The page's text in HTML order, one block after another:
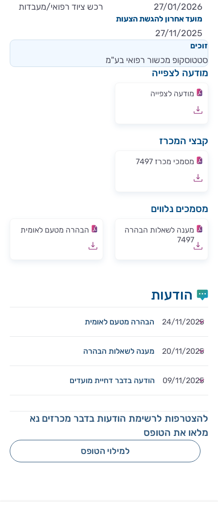
27/01/2026 רכש ציוד רפואי/מעבדות
מועד אחרון להגשת הצעות
27/11/2025
זוכים
סטטוסקופ מכשור רפואי בע"מ
מודעה לצפייה
מודעה לצפייה
קבצי המכרז
מסמכי מכרז 7497
מסמכים נלווים
מענה לשאלות הבהרה
7497
הבהרה מטעם לאומית
הודעות
24/11/2025 הבהרה מטעם לאומית
20/11/2025 מענה לשאלות הבהרה
09/11/2025 הודעה בדבר דחיית מועדים
להצטרפות לרשימת הודעות בדבר מכרזים נא
מלאו את הטופס
למילוי הטופס